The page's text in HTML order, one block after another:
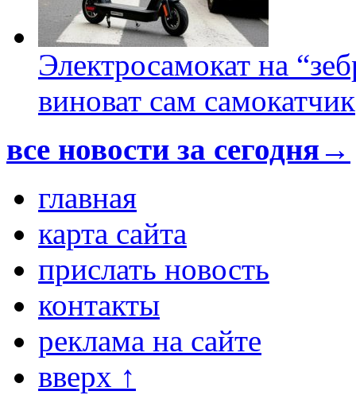
Электросамокат на
виноват сам самокатчик
все новости за сегодня→
главная
карта сайта
прислать новость
контакты
реклама на сайте
вверх ↑